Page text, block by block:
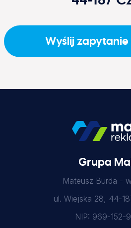
Wyślij
Grupa
Mateusz Burda -
ul. Wiejska 28, 44-
NIP: 969-152-